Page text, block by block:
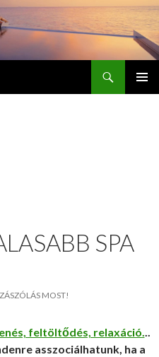
SPA
MOST!
feltöltődés, relaxáció...
asszociálhatunk, ha a